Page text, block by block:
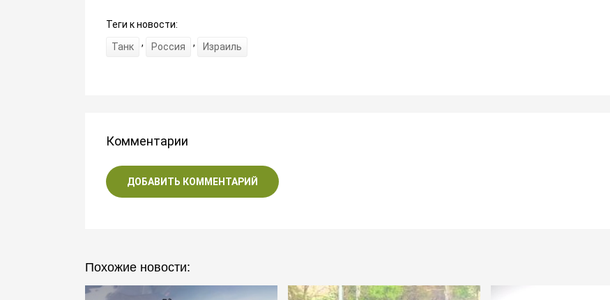
Теги к новости:
Танк
, Россия , Израиль
Комментарии
ДОБАВИТЬ КОММЕНТАРИЙ
Похожие новости: